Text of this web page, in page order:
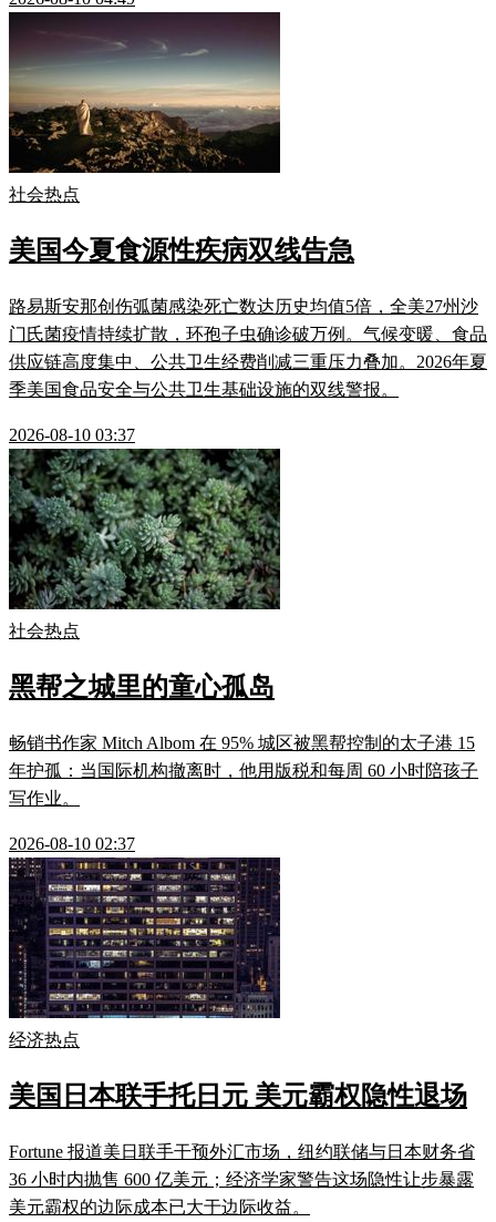
社会热点
美国今夏食源性疾病双线告急
路易斯安那创伤弧菌感染死亡数达历史均值5倍，全美27州沙
门氏菌疫情持续扩散，环孢子虫确诊破万例。气候变暖、食品
供应链高度集中、公共卫生经费削减三重压力叠加。2026年夏
季美国食品安全与公共卫生基础设施的双线警报。
2026-08-10 03:37
社会热点
黑帮之城里的童心孤岛
畅销书作家 Mitch Albom 在 95% 城区被黑帮控制的太子港 15
年护孤：当国际机构撤离时，他用版税和每周 60 小时陪孩子
写作业。
2026-08-10 02:37
经济热点
美国日本联手托日元 美元霸权隐性退场
Fortune 报道美日联手干预外汇市场，纽约联储与日本财务省
36 小时内抛售 600 亿美元；经济学家警告这场隐性让步暴露
美元霸权的边际成本已大于边际收益。